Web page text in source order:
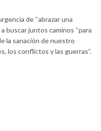
de “abrazar una
buscar juntos caminos “para
la sanación de nuestro
los conflictos y las guerras”.